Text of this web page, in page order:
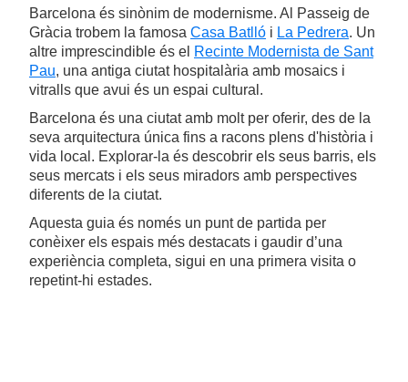
Barcelona és sinònim de modernisme. Al Passeig de
Gràcia trobem la famosa Casa Batlló i La Pedrera. Un
altre imprescindible és el Recinte Modernista de Sant
Pau, una antiga ciutat hospitalària amb mosaics i
vitralls que avui és un espai cultural.
Barcelona és una ciutat amb molt per oferir, des de la
seva arquitectura única fins a racons plens d'història i
vida local. Explorar-la és descobrir els seus barris, els
seus mercats i els seus miradors amb perspectives
diferents de la ciutat.
Aquesta guia és només un punt de partida per
conèixer els espais més destacats i gaudir d’una
experiència completa, sigui en una primera visita o
repetint-hi estades.